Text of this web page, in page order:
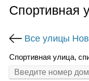
Спортивная
Все улицы
Спортивная улица,